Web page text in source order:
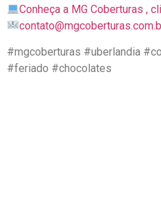
Conheça a MG Coberturas ,
#mgcoberturas #uberlandia
#feriado #chocolates